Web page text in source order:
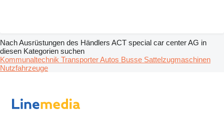
Nach Ausrüstungen des Händlers ACT special car center AG in
diesen Kategorien suchen
Kommunaltechnik TransporterAutos Busse Sattelzugmaschinen
Nutzfahrzeuge